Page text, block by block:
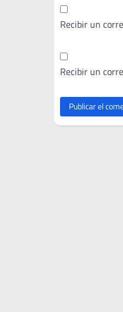
Recibir un
Recibir un